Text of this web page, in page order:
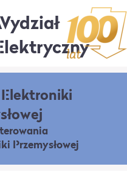
Elektroniki
Przemysłowej